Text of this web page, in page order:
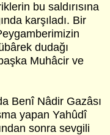
bu saldırısına
karşıladı. Bir
dudağı
Muhâcir ve
Benî Nâdir Gazâsı
yapan Yahûdî
sonra sevgili